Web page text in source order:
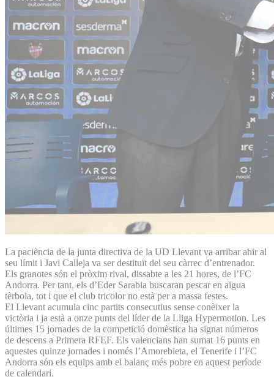
La paciència de la junta directiva de la UD Llevant va arribar ahir al
seu límit i Javi Calleja va ser destituït del seu càrrec d’entrenador.
Els granotes són el pròxim rival, dissabte a les 21 hores, de l’FC
Andorra. Per tant, els d’Eder Sarabia buscaran pescar en aigua
tèrbola, tot i que el club tricolor no està per a massa festes.
El Llevant acumula cinc partits consecutius sense conèixer la
victòria i ja està a onze punts del líder de la Lliga Hypermotion. Les
últimes 15 jornades de la competició domèstica ha signat números
de descens a Primera RFEF. Els valencians han sumat 16 punts en
aquestes quinze jornades i només l’Amorebieta, el Tenerife i l’FC
Andorra són els equips amb el balanç més pobre en aquest període
de calendari.